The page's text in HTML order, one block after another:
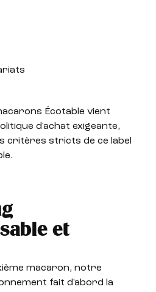
Écotable vient
d'achat exigeante,
stricts de ce label
et
macaron, notre
fait d'abord la